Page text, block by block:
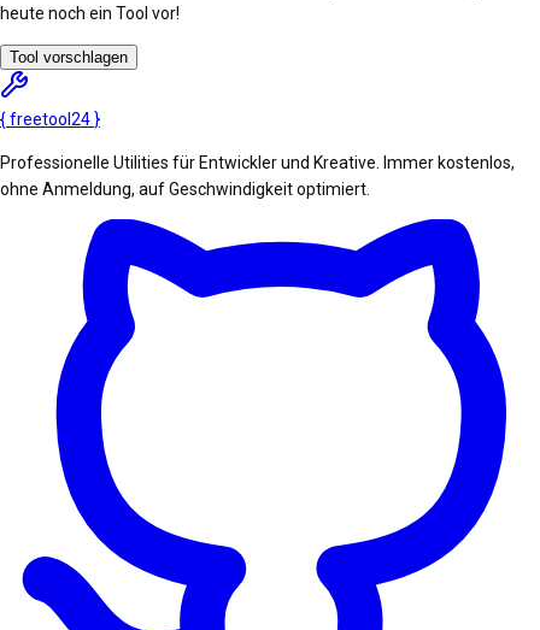
heute noch ein Tool vor!
Tool vorschlagen
{freetool 24 }
Professionelle Utilities für Entwickler und Kreative. Immer kostenlos,
ohne Anmeldung, auf Geschwindigkeit optimiert.